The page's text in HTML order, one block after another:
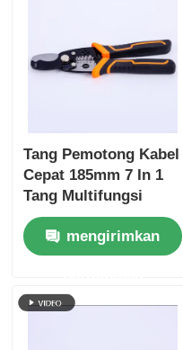
Quote request suatu
Tang Hidung Panjang
Pisau pemotong sisi
TANG PEMOTONG
Tang Pemotong Kabel
Cepat 185mm 7 In 1
Tang Multifungsi
Pemotong Kawat
Pengupas
Penggulung Pemisah
mengirimkan